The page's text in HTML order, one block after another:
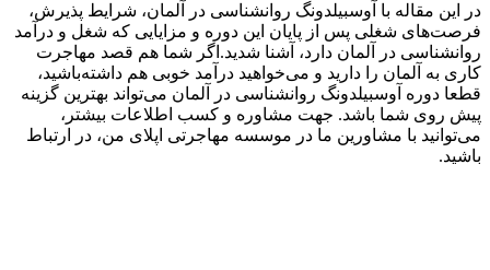
در این مقاله با آوسبیلدونگ روانشناسی در آلمان، شرایط پذیرش،
فرصت‌های شغلی پس از پایان این دوره و مزایایی که شغل و درآمد
روانشناسی در آلمان دارد، آشنا شدید.اگر شما هم قصد مهاجرت
کاری به آلمان را دارید و می‌خواهید درآمد خوبی هم داشته‌باشید،
قطعا دوره آوسبیلدونگ روانشناسی در آلمان می‌تواند بهترین گزینه
پیش روی شما باشد. جهت مشاوره و کسب اطلاعات بیشتر،
می‌توانید با مشاورین ما در موسسه مهاجرتی اپلای من، در ارتباط
باشید.